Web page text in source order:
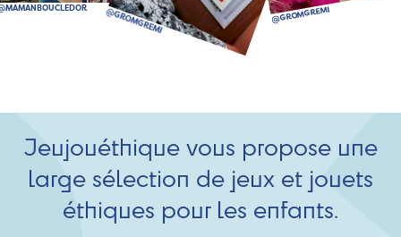
Jeujouéthique vous propose une
large sélection de jeux et jouets
éthiques pour les enfants.